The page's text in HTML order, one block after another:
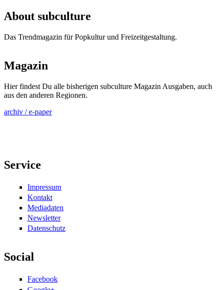
About subculture
Das Trendmagazin für Popkultur und Freizeitgestaltung.
Magazin
Hier findest Du alle bisherigen subculture Magazin Ausgaben, auch
aus den anderen Regionen.
archiv / e-paper
Service
Impressum
Kontakt
Mediadaten
Newsletter
Datenschutz
Social
Facebook